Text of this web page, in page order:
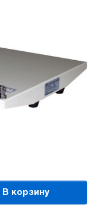
В корзину